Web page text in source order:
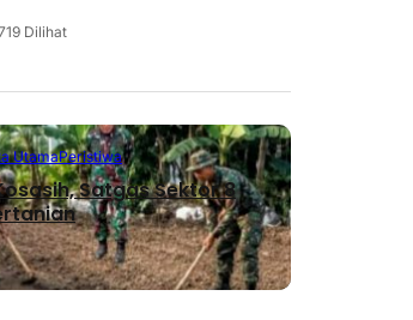
Dilihat
UtamaPeristiwa
Satgas Sektor 8